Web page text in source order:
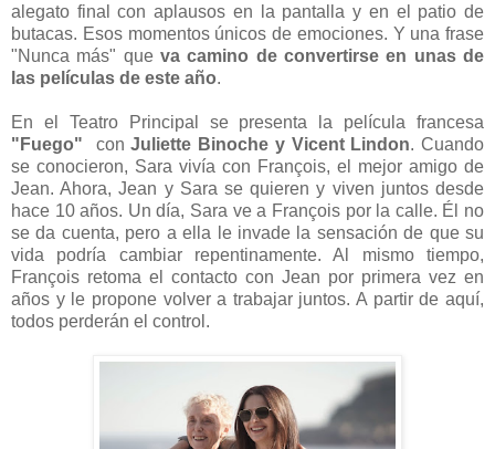
alegato final con aplausos en la pantalla y en el patio de
butacas. Esos momentos únicos de emociones. Y una frase
"Nunca más" que va camino de convertirse en unas de
las películas de este año.
En el Teatro Principal se presenta la película francesa
"Fuego" conJuliette Binoche y Vicent Lindon. Cuando
se conocieron, Sara vivía con François, el mejor amigo de
Jean. Ahora, Jean y Sara se quieren y viven juntos desde
hace 10 años. Un día, Sara ve a François por la calle. Él no
se da cuenta, pero a ella le invade la sensación de que su
vida podría cambiar repentinamente. Al mismo tiempo,
François retoma el contacto con Jean por primera vez en
años y le propone volver a trabajar juntos. A partir de aquí,
todos perderán el control.